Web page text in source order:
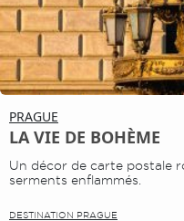
PRAGUE
LA VIE DE BOHÈME
Un décor de carte postale
serments enflammés.
DESTINATION PRAGUE